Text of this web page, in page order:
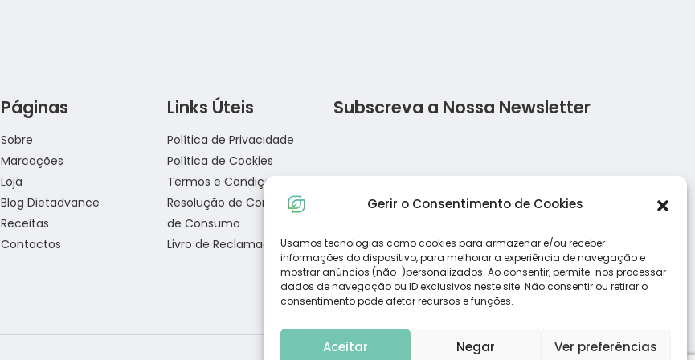
Gerir o Consentimento de Cookies
Usamos tecnologias como cookies para armazenar e/ou receber
informações do dispositivo, para melhorar a experiência de navegação e
mostrar anúncios (não-)personalizados. Ao consentir, permite-nos processar
dados de navegação ou ID exclusivos neste site. Não consentir ou retirar o
consentimento pode afetar recursos e funções.
Aceitar Negar Ver preferências
Receita de pizza low carb com massa de
frango
Salada de Atum Lasanha Low Carb Salada
Páginas
Sobre
Marcações
Loja
Blog Dietadvance
Receitas
Contactos
Links Úteis
Política de Privacidade
Política de Cookies
Termos e Condições
Resolução de Conflitos
de Consumo
Livro de Reclamações
Subscreva a Nossa Newsletter